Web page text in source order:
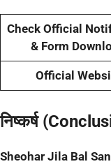
Check Official
& Form
Official
निष्कर्ष
Sheohar Jila Bal